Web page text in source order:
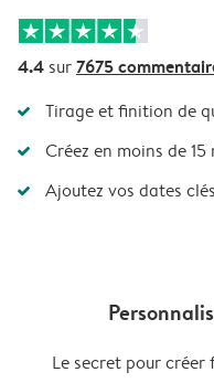
4.4 sur7675
Tirage et finition de
Créez en moins de
Ajoutez vos dates clés
Le secret pour créer